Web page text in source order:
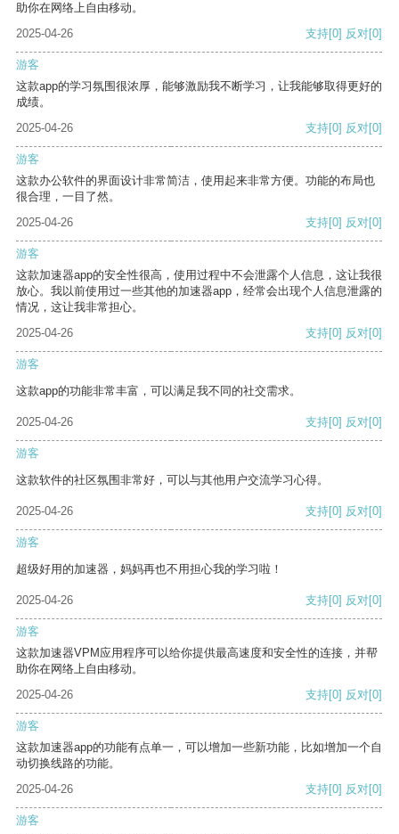
助你在网络上自由移动。
2025-04-26
支持[0] 反对[0]
游客
这款app的学习氛围很浓厚，能够激励我不断学习，让我能够取得更好的
成绩。
2025-04-26
支持[0] 反对[0]
游客
这款办公软件的界面设计非常简洁，使用起来非常方便。功能的布局也
很合理，一目了然。
2025-04-26
支持[0] 反对[0]
游客
这款加速器app的安全性很高，使用过程中不会泄露个人信息，这让我很
放心。我以前使用过一些其他的加速器app，经常会出现个人信息泄露的
情况，这让我非常担心。
2025-04-26
支持[0] 反对[0]
游客
这款app的功能非常丰富，可以满足我不同的社交需求。
2025-04-26 支持[0] 反对[0]
游客
这款软件的社区氛围非常好，可以与其他用户交流学习心得。
2025-04-26 支持[0] 反对[0]
游客
超级好用的加速器，妈妈再也不用担心我的学习啦！
2025-04-26 支持[0] 反对[0]
游客
这款加速器VPM应用程序可以给你提供最高速度和安全性的连接，并帮
助你在网络上自由移动。
2025-04-26
支持[0] 反对[0]
游客
这款加速器app的功能有点单一，可以增加一些新功能，比如增加一个自
动切换线路的功能。
2025-04-26
支持[0] 反对[0]
游客